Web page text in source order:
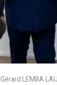
Gérard LEMBA LAU